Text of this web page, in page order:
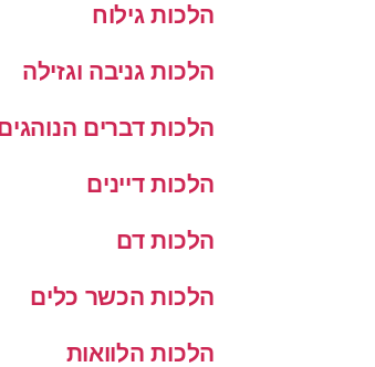
הלכות גילוח
הלכות גניבה וגזילה
הלכות דברים
הלכות דיינים
הלכות דם
הלכות הכשר כלים
הלכות הלוואות